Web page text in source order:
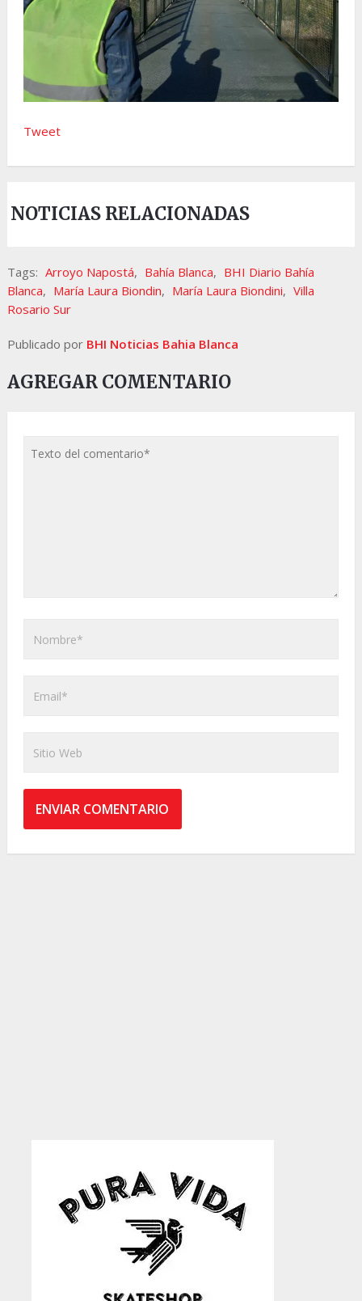
Tweet
NOTICIAS RELACIONADAS
Tags: Arroyo Napostá, Bahía Blanca, BHI Diario Bahía
Blanca, María Laura Biondin, María Laura Biondini, Villa
Rosario Sur
Publicado por BHI Noticias Bahia Blanca
AGREGAR COMENTARIO